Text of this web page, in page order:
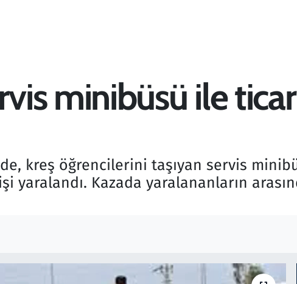
minibüsü ile ticari
kreş öğrencilerini taşıyan servis
yaralandı. Kazada yaralananların